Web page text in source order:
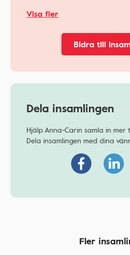
Visa fler
Bidra till
Dela insamlingen
Hjälp Anna-Carin samla in mer
Dela insamlingen med dina
Fler